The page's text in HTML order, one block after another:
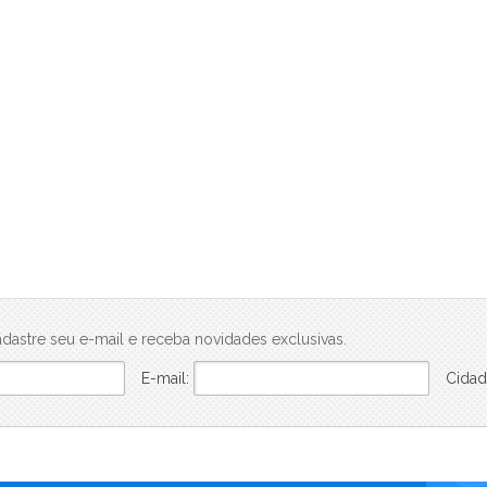
Conquista Florianópolis (1)
Conquista Girassol (1)
Conquista Jardins (1)
seu e-mail e receba novidades exclusivas.
E-mail: